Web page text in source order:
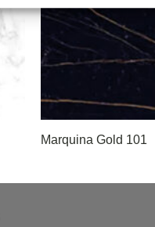
Marquina Gold 101